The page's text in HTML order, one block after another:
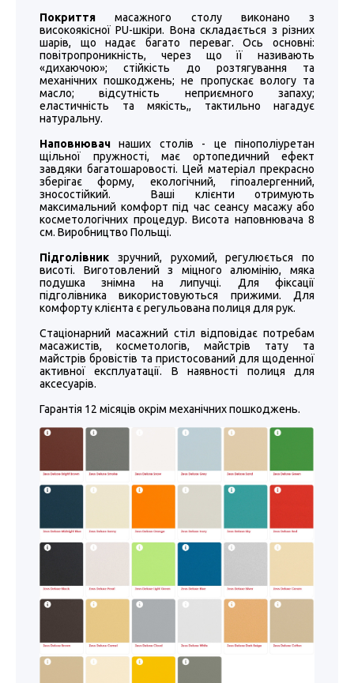
Покриття масажного столу виконано з
високоякісної PU-шкіри. Вона складається з різних
шарів, що надає багато переваг. Ось основні:
повітропроникність, через що її називають
«дихаючою»; стійкість до розтягування та
механічних пошкоджень; не пропускає вологу та
масло; відсутність неприємного запаху;
еластичність та мякість,, тактильно нагадує
натуральну.
Наповнювач наших столів - це пінополіуретан
щільної пружності, має ортопедичний ефект
завдяки багатошаровості. Цей матеріал прекрасно
зберігає форму, екологічний, гіпоалергенний,
зносостійкий. Ваші клієнти отримують
максимальний комфорт під час сеансу масажу або
косметологічних процедур. Висота наповнювача 8
см. Виробництво Польщі.
Підголівник зручний, рухомий, регулюється по
висоті. Виготовлений з міцного алюмінію, мяка
подушка знімна на липучці. Для фіксації
підголівника використовуються прижими. Для
комфорту клієнта є регульована полиця для рук.
Стаціонарний масажний стіл відповідає потребам
масажистів, косметологів, майстрів тату та
майстрів бровістів та пристосований для щоденної
активної експлуатації. В наявності полиця для
аксесуарів.
Гарантія 12 місяців окрім механічних пошкоджень.